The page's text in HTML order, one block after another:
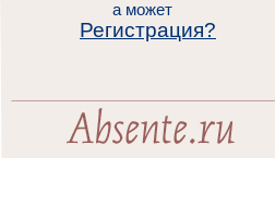
а может
Регистрация?